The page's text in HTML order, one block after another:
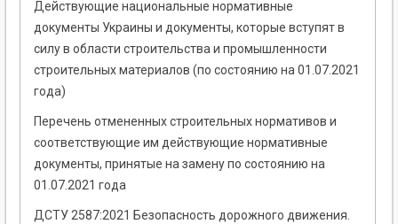
Действующие национальные нормативные
документы Украины и документы, которые вступят в
силу в области строительства и промышленности
строительных материалов (по состоянию на 01.07.2021
года)
Перечень отмененных строительных нормативов и
соответствующие им действующие нормативные
документы, принятые на замену по состоянию на
01.07.2021 года
ДСТУ 2587:2021 Безопасность дорожного движения.